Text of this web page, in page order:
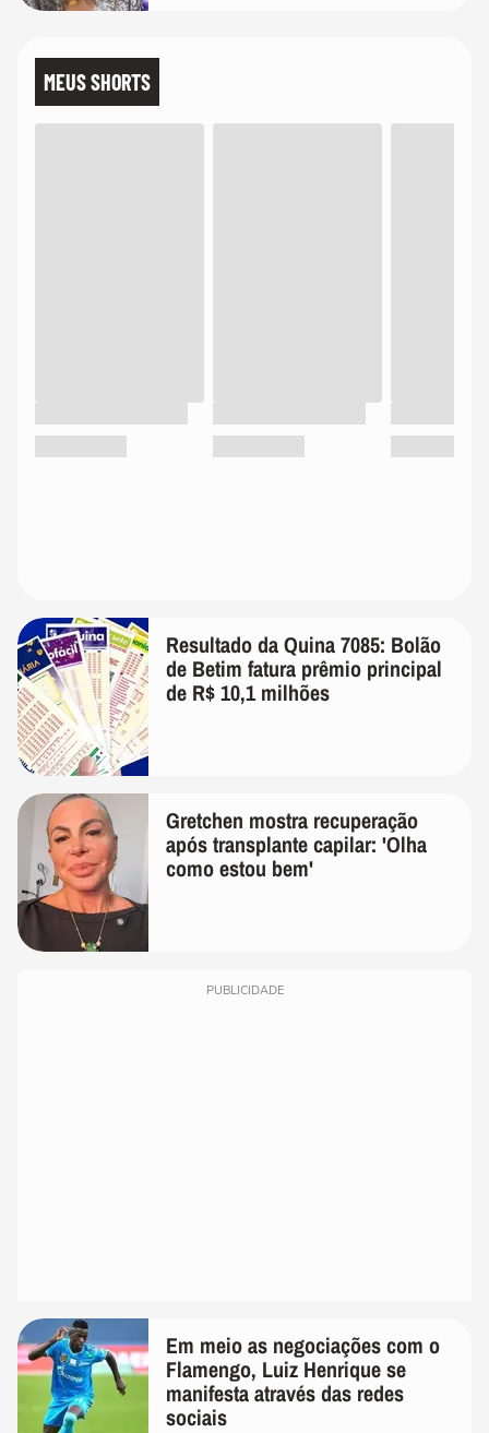
MEUS SHORTS
Resultado da Quina 7085: Bolão
de Betim fatura prêmio principal
de R$ 10,1 milhões
Gretchen mostra recuperação
após transplante capilar: 'Olha
como estou bem'
PUBLICIDADE
Em meio as negociações com o
Flamengo, Luiz Henrique se
manifesta através das redes
sociais